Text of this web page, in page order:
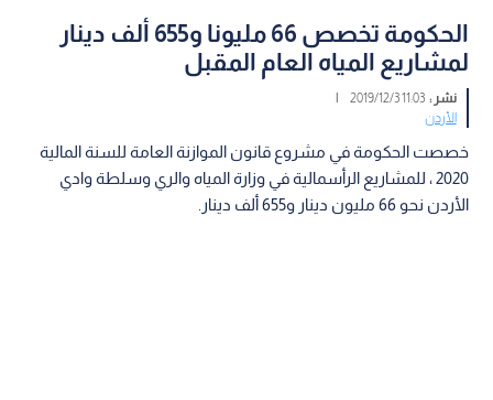
الحكومة تخصص 66 مليونا و655 ألف دينار
لمشاريع المياه العام المقبل
نشر :11:03 2019/12/3
|
الأردن
خصصت الحكومة في مشروع قانون الموازنة العامة للسنة المالية
2020 ، للمشاريع الرأسمالية في وزارة المياه والري وسلطة وادي
الأردن نحو 66 مليون دينار و655 ألف دينار.